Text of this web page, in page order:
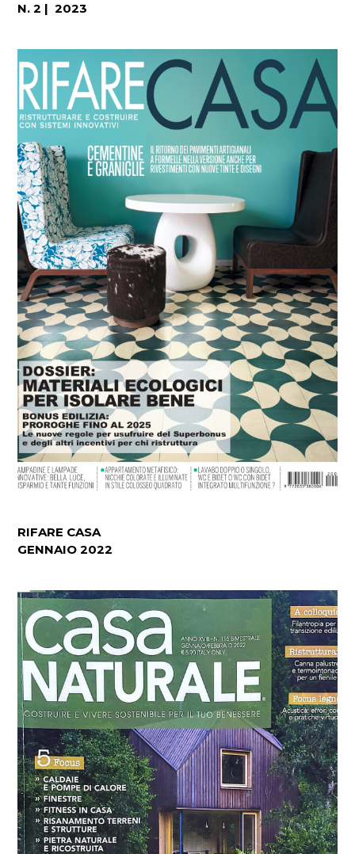
N. 2 | 2023
RIFARE CASA
GENNAIO 2022